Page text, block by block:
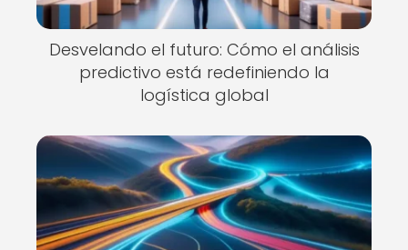
Desvelando el futuro: Cómo el análisis
predictivo está redefiniendo la
logística global